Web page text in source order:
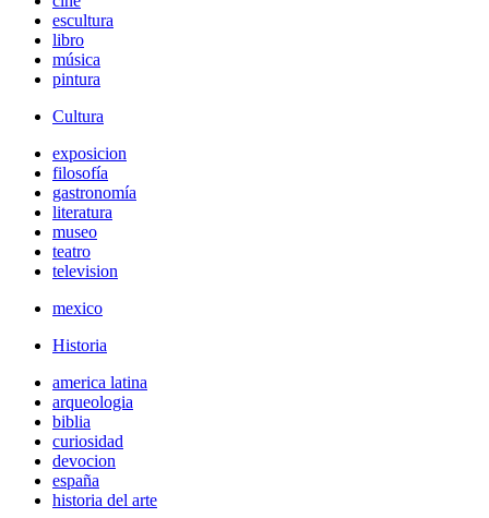
escultura
libro
música
pintura
Cultura
exposicion
filosofía
gastronomía
literatura
museo
teatro
television
mexico
Historia
america latina
arqueologia
biblia
curiosidad
devocion
españa
historia del arte